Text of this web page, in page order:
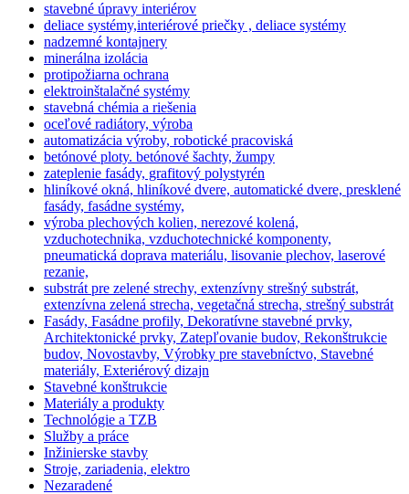
stavebné úpravy interiérov
deliace systémy,interiérové priečky , deliace systémy
nadzemné kontajnery
minerálna izolácia
protipožiarna ochrana
elektroinštalačné systémy
stavebná chémia a riešenia
oceľové radiátory, výroba
automatizácia výroby, robotické pracoviská
betónové ploty. betónové šachty, žumpy
zateplenie fasády, grafitový polystyrén
hliníkové okná, hliníkové dvere, automatické dvere, presklené
fasády, fasádne systémy,
výroba plechových kolien, nerezové kolená,
vzduchotechnika, vzduchotechnické komponenty,
pneumatická doprava materiálu, lisovanie plechov, laserové
rezanie,
substrát pre zelené strechy, extenzívny strešný substrát,
extenzívna zelená strecha, vegetačná strecha, strešný substrát
Fasády, Fasádne profily, Dekoratívne stavebné prvky,
Architektonické prvky, Zatepľovanie budov, Rekonštrukcie
budov, Novostavby, Výrobky pre stavebníctvo, Stavebné
materiály, Exteriérový dizajn
Stavebné konštrukcie
Materiály a produkty
Technológie a TZB
Služby a práce
Inžinierske stavby
Stroje, zariadenia, elektro
Nezaradené